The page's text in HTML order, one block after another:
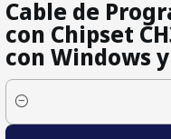
Cable de
con Chipset
con Windows
Cantidad